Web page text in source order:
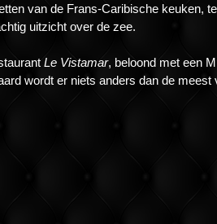
van de Frans-Caribische keuken,
uitzicht over de zee.
Le Vistamar, beloond met een
wordt er niets anders dan de